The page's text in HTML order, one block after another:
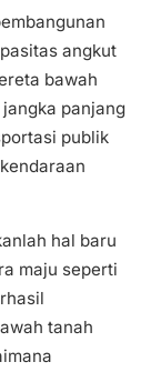
angkut
bawah
panjang
publik
hal baru
maju seperti
tanah